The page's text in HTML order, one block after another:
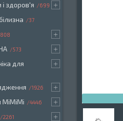
здоров'я 699
37
573
для
1926
4446
2261